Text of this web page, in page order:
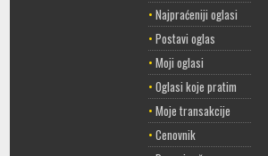
• Najpraćeniji oglasi
• Postavi oglas
• Moji oglasi
• Oglasi koje pratim
• Moje transakcije
• Cenovnik